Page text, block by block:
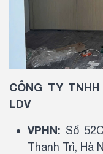
CÔNG TY
LDV
VPHN: Số
Thanh Trì, Hà